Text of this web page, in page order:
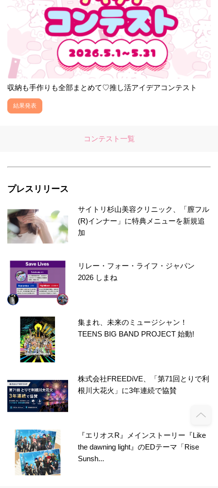
収納も手作りも全部まとめて♡推し活アイデアコンテスト
結果発表
コンテスト一覧
プレスリリース
サイトリ杉山美容クリニック、「膣フル
(R)インナー」に特典メニューを新規追
加
リレー・フォー・ライフ・ジャパン
2026 しまね
集まれ、未来のミュージシャン！
TEENS BIG BAND PROJECT 始動!
株式会社FREEDiVE、「第71回とりで利
根川大花火」に3年連続で協賛
『エリオスR』メインストーリー『Like
the dawning light』のEDテーマ「Rise
Sunsh...